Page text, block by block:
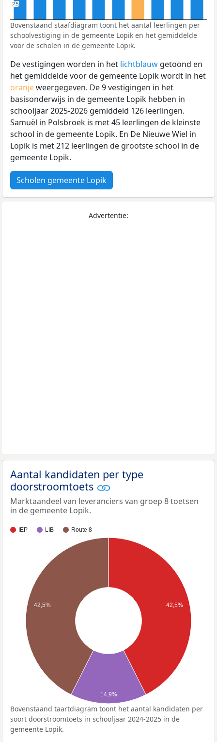
25
25
Bovenstaand staafdiagram toont het aantal leerlingen per
schoolvestiging in de gemeente Lopik en het gemiddelde
voor de scholen in de gemeente Lopik.
De vestigingen worden in het lichtblauw getoond en
het gemiddelde voor de gemeente Lopik wordt in het
oranjeweergegeven. De 9 vestigingen in het
basisonderwijs in de gemeente Lopik hebben in
schooljaar 2025-2026 gemiddeld 126 leerlingen.
Samuël in Polsbroek is met 45 leerlingen de kleinste
school in de gemeente Lopik. En De Nieuwe Wiel in
Lopik is met 212 leerlingen de grootste school in de
gemeente Lopik.
Scholen gemeente Lopik
Advertentie:
Aantal kandidaten per type
doorstroomtoets
Marktaandeel van leveranciers van groep 8 toetsen
in de gemeente Lopik.
IEP LIB Route 8
42,5%
42,5%
14,9%
Bovenstaand taartdiagram toont het aantal kandidaten per
soort doorstroomtoets in schooljaar 2024-2025 in de
gemeente Lopik.